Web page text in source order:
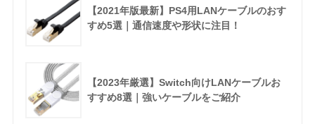
【2021年版最新】PS4用LANケーブルのおす
すめ5選｜通信速度や形状に注目！
【2023年厳選】Switch向けLANケーブルお
すすめ8選｜強いケーブルをご紹介